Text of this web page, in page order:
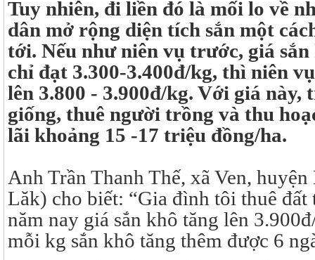
Tuy nhiên, đi liền đó là mối lo về
dân mở rộng diện tích sắn một
tới. Nếu như niên vụ trước, giá
chỉ đạt 3.300-3.400đ/kg, thì niên
lên 3.800 - 3.900đ/kg. Với giá này,
giống, thuê người trồng và thu
lãi khoảng 15 -17 triệu đồng/ha.
Anh Trần Thanh Thế, xã Ven,
Lăk) cho biết: “Gia đình tôi thuê đất
năm nay giá sắn khô tăng lên
mỗi kg sắn khô tăng thêm được 6